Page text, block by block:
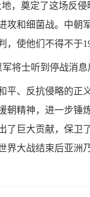
，奠定了这场反
攻和细菌战。中朝
使他们不得不于
将士听到停战消息
平、反抗侵略的正
朝精神，进一步锤
了巨大贡献，保卫
界大战结束后亚洲